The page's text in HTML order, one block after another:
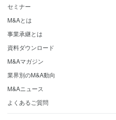
セミナー
M&Aとは
事業承継とは
資料ダウンロード
M&Aマガジン
業界別のM&A動向
M&Aニュース
よくあるご質問